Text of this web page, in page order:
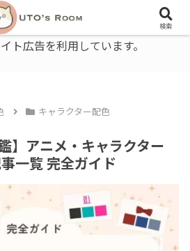
ょっと役立つ色と暮らし、健康のこと。
ト広告を利用しています。
キャラクター配色
】アニメ・キャラクター
一覧 完全ガイド
検索